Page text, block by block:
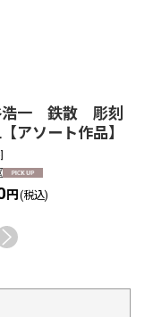
浩一 鉄散 彫刻
アソート作品】
]
円 (税込)